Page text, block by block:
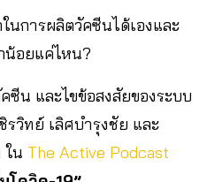
นการผลิตวัคซีนได้เองและ
น้อยแค่ไหน?
ซีน และไขข้อสงสัยของระบบ
วิทย์ เลิศบำรุงชัย และ
ใน The Active Podcast